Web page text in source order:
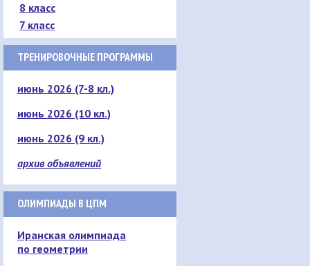
8 класс
7 класс
ТРЕНИРОВОЧНЫЕ ПРОГРАММЫ
июнь 2026 (7-8 кл.)
июнь 2026 (10 кл.)
июнь 2026 (9 кл.)
архив объявлений
ОЛИМПИАДЫ В ЦПМ
Иранская олимпиада
по геометрии